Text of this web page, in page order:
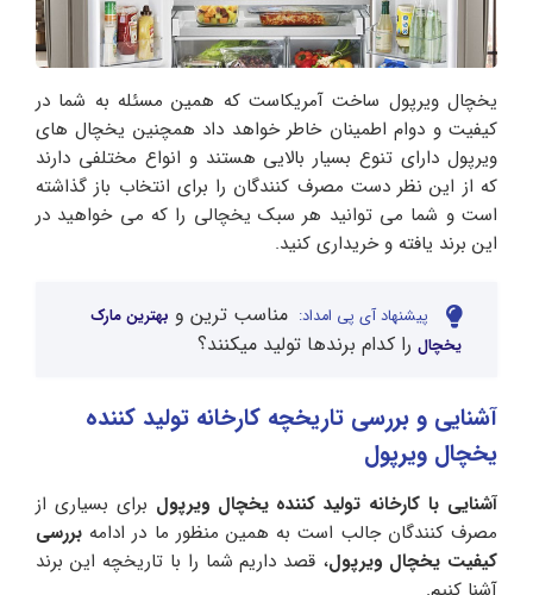
یخچال ویرپول ساخت آمریکاست که همین مسئله به شما در
کیفیت و دوام اطمینان خاطر خواهد داد همچنین یخچال های
ویرپول دارای تنوع بسیار بالایی هستند و انواع مختلفی دارند
که از این نظر دست مصرف کنندگان را برای انتخاب باز گذاشته
است و شما می توانید هر سبک یخچالی را که می خواهید در
این برند یافته و خریداری کنید.
پیشنهاد آی پی امداد: مناسب ترین و بهترین مارک
یخچال را کدام برندها تولید میکنند؟
آشنایی و بررسی تاریخچه کارخانه تولید کننده
یخچال ویرپول
آشنایی با کارخانه تولید کننده یخچال ویرپول برای بسیاری از
مصرف کنندگان جالب است به همین منظور ما در ادامه بررسی
کیفیت یخچال ویرپول، قصد داریم شما را با تاریخچه این برند